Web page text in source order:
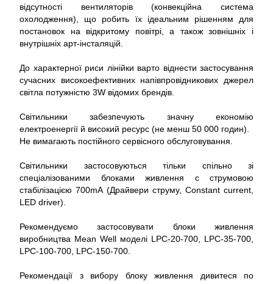
відсутності вентиляторів (конвекційна система
охолодження), що робить їх ідеальним рішенням для
постановок на відкритому повітрі, а також зовнішніх і
внутрішніх арт-інсталяцій.
До характерної риси лінійки варто віднести застосування
сучасних високоефективних напівпровідникових джерел
світла потужністю 3W відомих брендів.
Світильники забезпечують значну економію
електроенергії й високий ресурс (не менш 50 000 годин).
Не вимагають постійного сервісного обслуговування.
Світильники застосовуються тільки спільно зі
спеціалізованими блоками живлення c струмовою
стабілізацією 700mА (Драйвери струму, Constant current,
LED driver).
Рекомендуємо застосовувати блоки живлення
виробництва Mean Well моделі LPC-20-700, LPC-35-700,
LPC-100-700, LPC-150-700.
Рекомендації з вибору блоку живлення дивитеся по